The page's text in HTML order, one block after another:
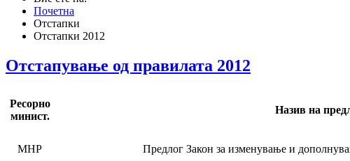
Почетна
Отстапки
Отстапки 2012
Отстапување од правилата 2012
Ресорно
минист.
Назив на
МНР Предлог Закон за изменување и